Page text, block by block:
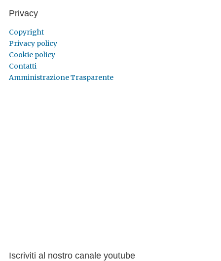
Privacy
Copyright
Privacy policy
Cookie policy
Contatti
Amministrazione Trasparente
Iscriviti al nostro canale youtube